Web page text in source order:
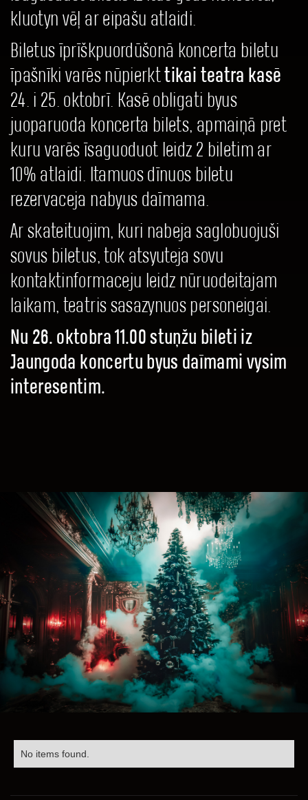
kluotyn vēļ ar eipašu atlaidi.
Biletus īprīškpuordūšonā koncerta biletu
īpašnīki varēs nūpierkttikai teatra kasē
24. i 25. oktobrī. Kasē obligati byus
juoparuoda koncerta bilets, apmaiņā pret
kuru varēs īsaguoduot leidz 2 biletim ar
10% atlaidi. Itamuos dīnuos biletu
rezervaceja nabyus daīmama.
Ar skateituojim, kuri nabeja saglobuojuši
sovus biletus, tok atsyuteja sovu
kontaktinformaceju leidz nūruodeitajam
laikam, teatris sasazynuos personeigai.
Nu 26. oktobra 11.00 stuņžu bileti iz
Jaungoda koncertu byus daīmami vysim
interesentim.
No items found.